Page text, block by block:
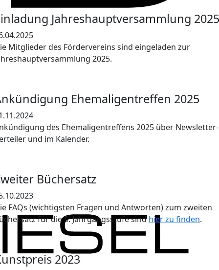
Jahreshauptversammlung 2025
Mitglieder des Fördervereins sind eingeladen zur
2025.
Ehemaligentreffen 2025
des Ehemaligentreffens 2025 über Newsletter-
und im Kalender.
Büchersatz
FAQs (wichtigsten Fragen und Antworten) zum zweiten
für die 5. Jahrgangsstufe sindhier zu finden.
2023